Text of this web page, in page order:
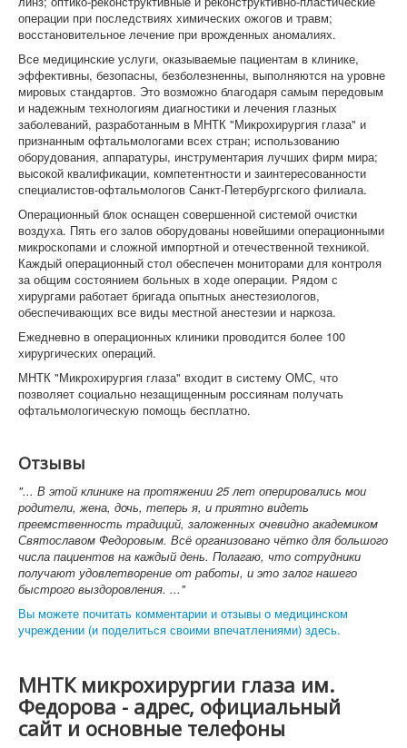
операции при последствиях химических ожогов и травм;
восстановительное лечение при врожденных аномалиях.
Все медицинские услуги, оказываемые пациентам в клинике,
эффективны, безопасны, безболезненны, выполняются на уровне
мировых стандартов. Это возможно благодаря самым передовым
и надежным технологиям диагностики и лечения глазных
заболеваний, разработанным в МНТК "Микрохирургия глаза" и
признанным офтальмологами всех стран; использованию
оборудования, аппаратуры, инструментария лучших фирм мира;
высокой квалификации, компетентности и заинтересованности
специалистов-офтальмологов Санкт-Петербургского филиала.
Операционный блок оснащен совершенной системой очистки
воздуха. Пять его залов оборудованы новейшими операционными
микроскопами и сложной импортной и отечественной техникой.
Каждый операционный стол обеспечен мониторами для контроля
за общим состоянием больных в ходе операции. Рядом с
хирургами работает бригада опытных анестезиологов,
обеспечивающих все виды местной анестезии и наркоза.
Ежедневно в операционных клиники проводится более 100
хирургических операций.
МНТК "Микрохирургия глаза" входит в систему ОМС, что
позволяет социально незащищенным россиянам получать
офтальмологическую помощь бесплатно.
Отзывы
"... В этой клинике на протяжении 25 лет оперировались мои
родители, жена, дочь, теперь я, и приятно видеть
преемственность традиций, заложенных очевидно академиком
Святославом Федоровым. Всё организовано чётко для большого
числа пациентов на каждый день. Полагаю, что сотрудники
получают удовлетворение от работы, и это залог нашего
быстрого выздоровления. ..."
Вы можете почитать комментарии и отзывы о медицинском
учреждении (и поделиться своими впечатлениями) здесь.
МНТК микрохирургии глаза им.
Федорова - адрес, официальный
сайт и основные телефоны